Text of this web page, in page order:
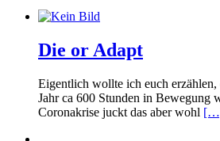
Die or Adapt
Eigentlich wollte ich euch
Jahr ca 600 Stunden in Bewegung
Coronakrise juckt das aber wohl